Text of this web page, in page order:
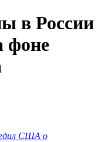
в России
фоне
США о